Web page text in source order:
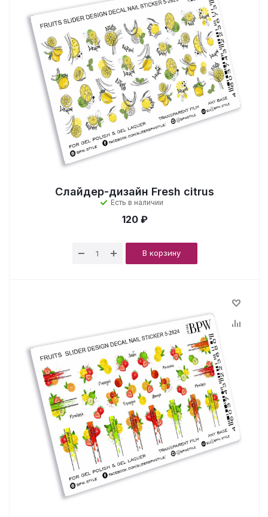
Слайдер-дизайн Fresh citrus
Есть в наличии
120 ₽
В корзину